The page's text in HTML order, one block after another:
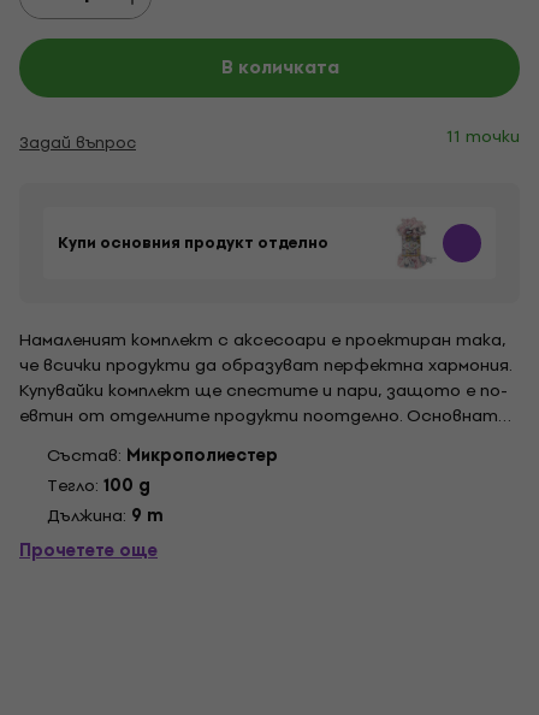
В количката
Задай въпрос 11 точки
Купи основния продукт отделно
Намаленият комплект с аксесоари е проектиран така,
че всички продукти да образуват перфектна хармония.
Купувайки комплект ще спестите и пари, защото е по-
евтин от отделните продукти поотделно. Основната
снимка на комплекта е илюстративна.
Състав: Микрополиестер
Tегло: 100 g
Дължина: 9 m
Прочетете още